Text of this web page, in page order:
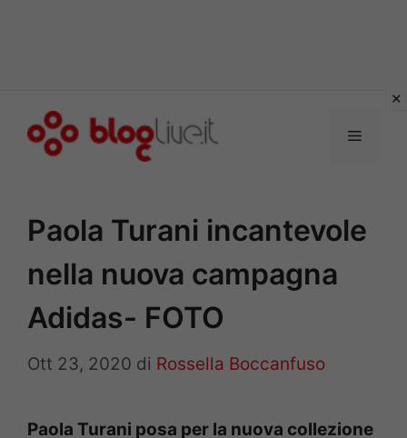
Menu
Paola Turani incantevole
nella nuova campagna
Adidas- FOTO
Ott 23, 2020 di Rossella Boccanfuso
Paola Turani posa per la nuova collezione